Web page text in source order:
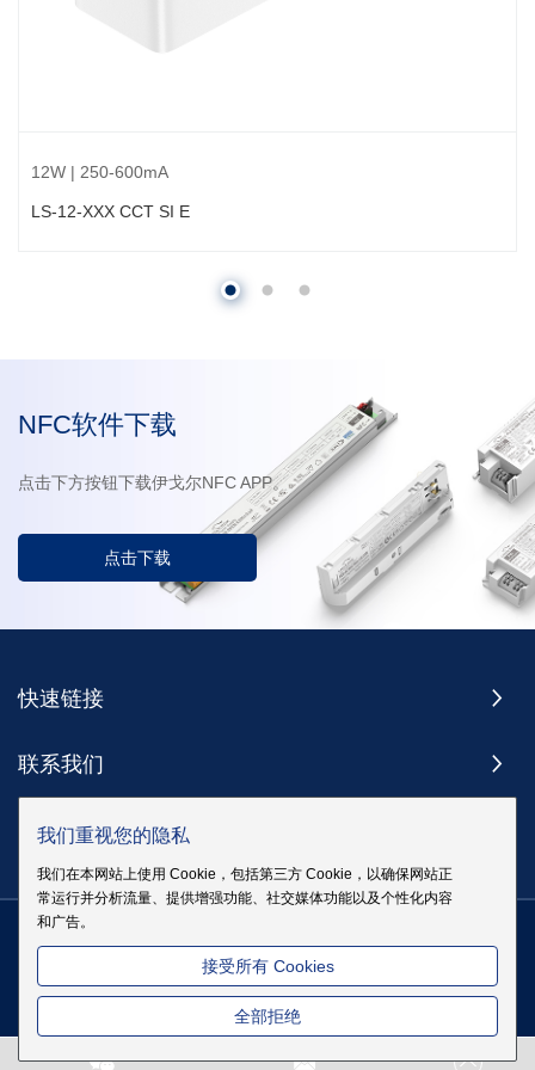
12W | 250-600mA
LS-12-XXX CCT SI E
NFC软件下载
点击下方按钮下载伊戈尔NFC APP。
点击下载
快速链接
联系我们
订阅
版权 @ 伊戈尔电气股份有限公司版权所有| 站点地图 | 隐私政策 粤
ICP备19083068号
我们重视您的隐私
我们在本网站上使用 Cookie，包括第三方 Cookie，以确保网站正
常运行并分析流量、提供增强功能、社交媒体功能以及个性化内容
和广告。
接受所有 Cookies
全部拒绝